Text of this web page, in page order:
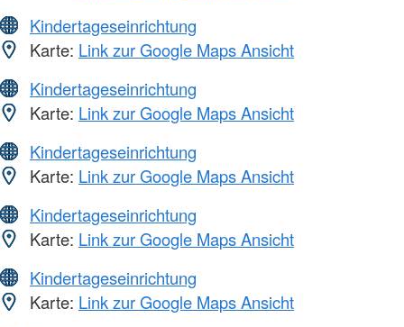
Kindertageseinrichtung
Karte: Link zur Google Maps Ansicht
Kindertageseinrichtung
Karte: Link zur Google Maps Ansicht
Kindertageseinrichtung
Karte: Link zur Google Maps Ansicht
Kindertageseinrichtung
Karte: Link zur Google Maps Ansicht
Kindertageseinrichtung
Karte: Link zur Google Maps Ansicht